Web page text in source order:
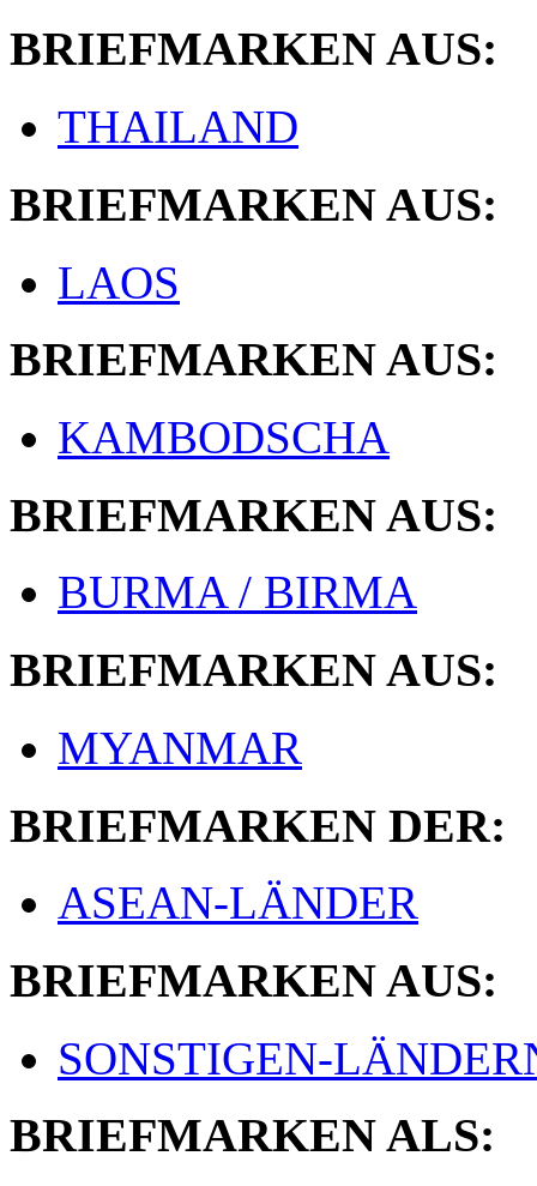
BRIEFMARKEN AUS:
THAILAND
BRIEFMARKEN AUS:
LAOS
BRIEFMARKEN AUS:
KAMBODSCHA
BRIEFMARKEN AUS:
BURMA / BIRMA
BRIEFMARKEN AUS:
MYANMAR
BRIEFMARKEN DER:
ASEAN-LÄNDER
BRIEFMARKEN AUS:
SONSTIGEN-
BRIEFMARKEN ALS: